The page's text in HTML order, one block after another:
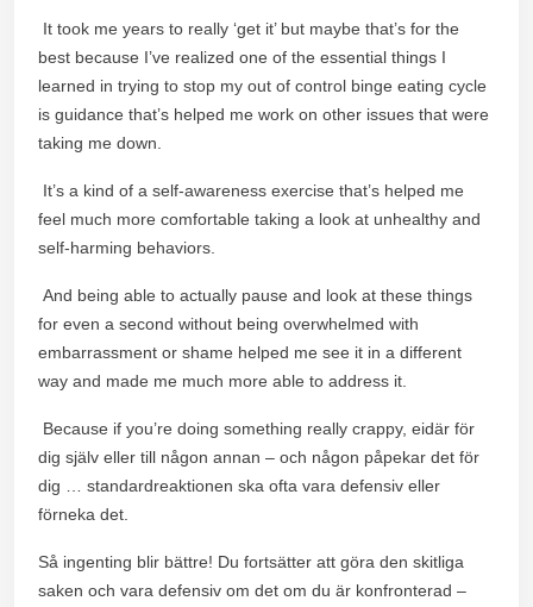
It took me years to really ‘get it’ but maybe that’s for the
best because I’ve realized one of the essential things I
learned in trying to stop my out of control binge eating cycle
is guidance that’s helped me work on other issues that were
taking me down.
It’s a kind of a self-awareness exercise that’s helped me
feel much more comfortable taking a look at unhealthy and
self-harming behaviors.
And being able to actually pause and look at these things
for even a second without being overwhelmed with
embarrassment or shame helped me see it in a different
way and made me much more able to address it.
Because if you’re doing something really crappy, eidär för
dig själv eller till någon annan – och någon påpekar det för
dig … standardreaktionen ska ofta vara defensiv eller
förneka det.
Så ingenting blir bättre! Du fortsätter att göra den skitliga
saken och vara defensiv om det om du är konfronterad –